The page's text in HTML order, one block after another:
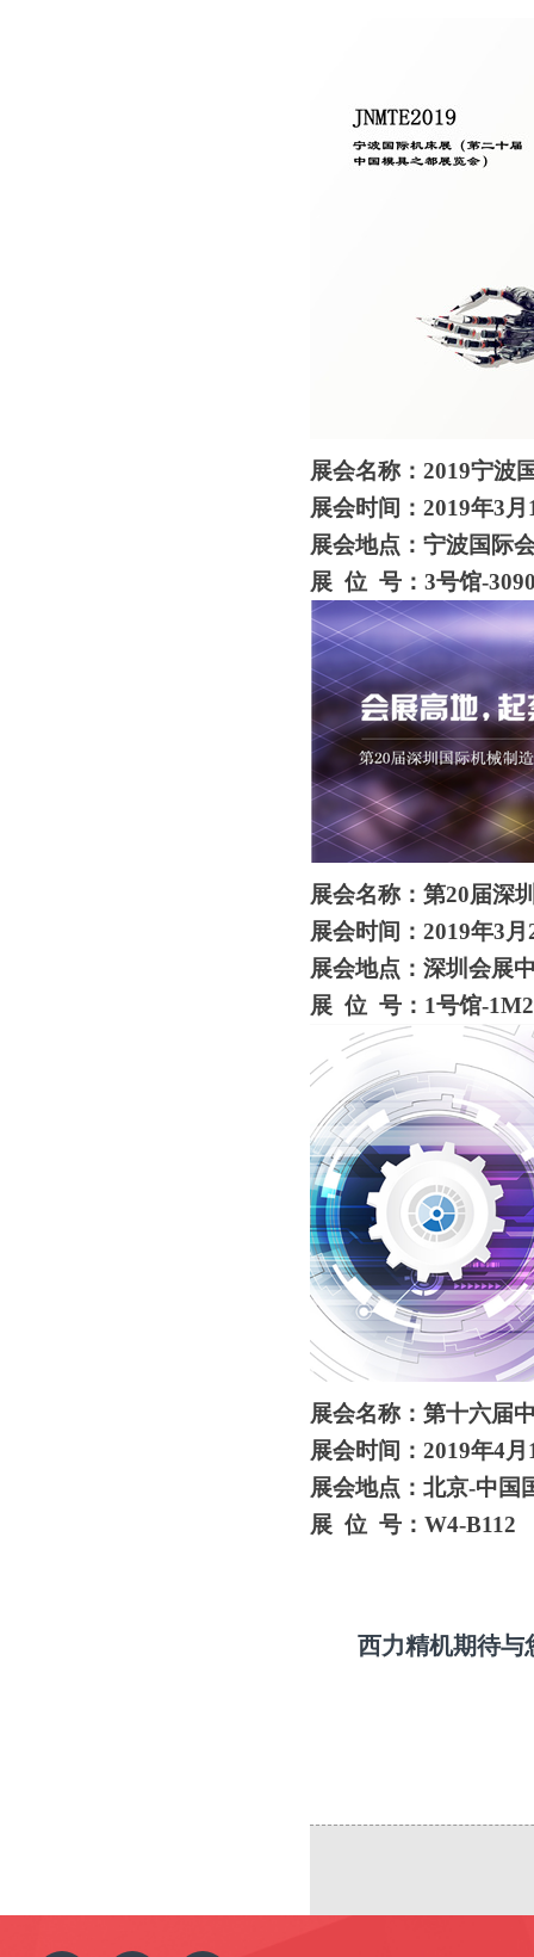
展会名称： 2019宁波
展会时间： 2019年3月
展会地点：宁波国际
展 位 号：3号馆-
展会名称：第20届深
展会时间： 2019年3月
展会地点：深圳会展
展 位 号：1号馆-
展会名称：第十六届
展会时间： 2019年4
展会地点：北京-中国
展 位 号：W4-B112
西力精机期待与